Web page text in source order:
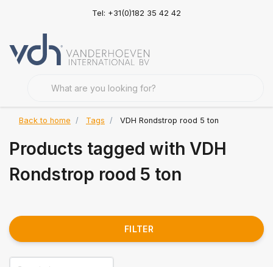
Tel: +31(0)182 35 42 42
Back to home Tags VDH Rondstrop rood 5 ton
Products tagged with VDH
Rondstrop rood 5 ton
FILTER